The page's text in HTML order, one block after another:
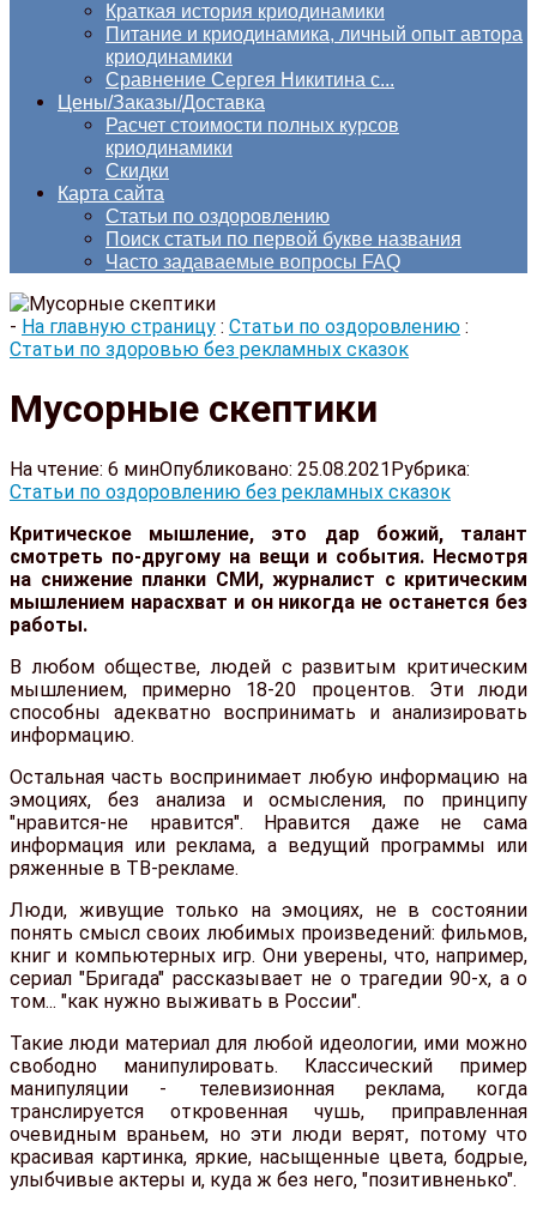
Краткая история криодинамики
Питание и криодинамика, личный опыт автора
криодинамики
Сравнение Сергея Никитина с...
Цены/Заказы/Доставка
Расчет стоимости полных курсов
криодинамики
Скидки
Карта сайта
Статьи по оздоровлению
Поиск статьи по первой букве названия
Часто задаваемые вопросы FAQ
- На главную страницу : Статьи по оздоровлению :
Статьи по здоровью без рекламных сказок
Мусорные скептики
На чтение: 6 минОпубликовано: 25.08.2021Рубрика:
Статьи по оздоровлению без рекламных сказок
Критическое мышление, это дар божий, талант
смотреть по-другому на вещи и события. Несмотря
на снижение планки СМИ, журналист с критическим
мышлением нарасхват и он никогда не останется без
работы.
В любом обществе, людей с развитым критическим
мышлением, примерно 18-20 процентов. Эти люди
способны адекватно воспринимать и анализировать
информацию.
Остальная часть воспринимает любую информацию на
эмоциях, без анализа и осмысления, по принципу
"нравится-не нравится". Нравится даже не сама
информация или реклама, а ведущий программы или
ряженные в ТВ-рекламе.
Люди, живущие только на эмоциях, не в состоянии
понять смысл своих любимых произведений: фильмов,
книг и компьютерных игр. Они уверены, что, например,
сериал "Бригада" рассказывает не о трагедии 90-х, а о
том... "как нужно выживать в России".
Такие люди материал для любой идеологии, ими можно
свободно манипулировать. Классический пример
манипуляции - телевизионная реклама, когда
транслируется откровенная чушь, приправленная
очевидным враньем, но эти люди верят, потому что
красивая картинка, яркие, насыщенные цвета, бодрые,
улыбчивые актеры и, куда ж без него, "позитивненько".